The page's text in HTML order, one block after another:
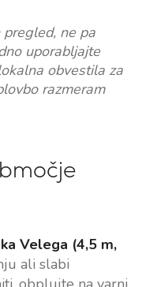
ne pa
uporabljajte
obvestila za
razmeram
Velega (4,5 m,
ali slabi